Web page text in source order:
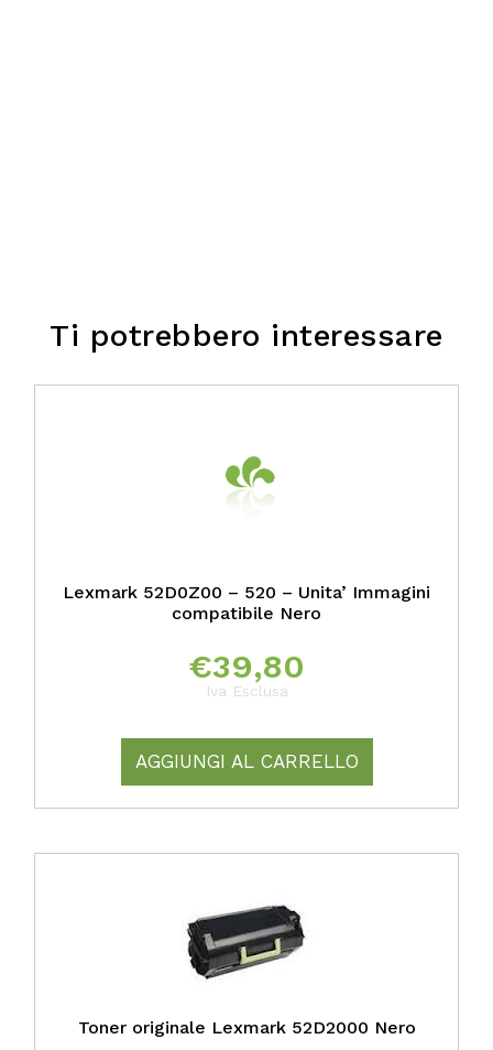
Ti potrebbero interessare
Lexmark 52D0Z00 – 520 – Unita’ Immagini
compatibile Nero
€39,80
Iva Esclusa
AGGIUNGI AL CARRELLO
Toner originale Lexmark 52D2000 Nero